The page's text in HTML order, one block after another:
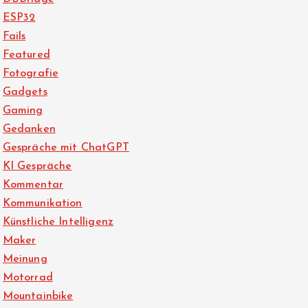
ESP32
Fails
Featured
Fotografie
Gadgets
Gaming
Gedanken
Gespräche mit ChatGPT
KI Gespräche
Kommentar
Kommunikation
Künstliche Intelligenz
Maker
Meinung
Motorrad
Mountainbike